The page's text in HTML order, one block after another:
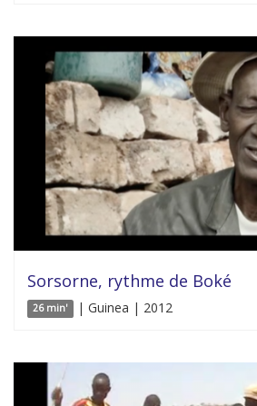
Sorsorne, rythme de Boké
26 min' | Guinea | 2012